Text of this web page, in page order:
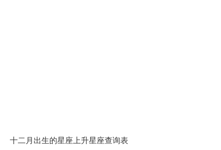
十二月出生的星座上升星座查询表